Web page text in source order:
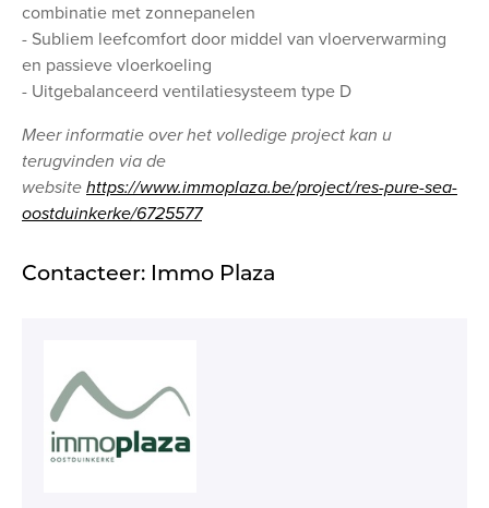
combinatie met zonnepanelen
- Subliem leefcomfort door middel van vloerverwarming
en passieve vloerkoeling
- Uitgebalanceerd ventilatiesysteem type D
Meer informatie over het volledige project kan u
terugvinden via de
website https://www.immoplaza.be/project/res-pure-sea-
oostduinkerke/6725577
Contacteer: Immo Plaza